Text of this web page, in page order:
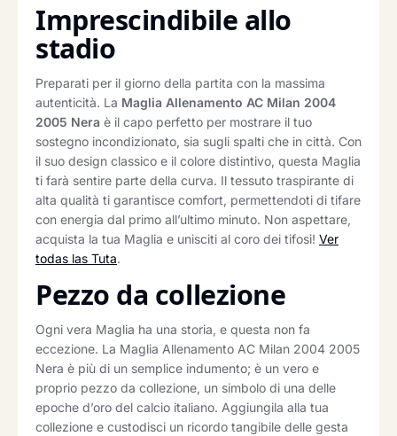
Imprescindibile allo
stadio
Preparati per il giorno della partita con la massima
autenticità. La Maglia Allenamento AC Milan 2004
2005 Nera è il capo perfetto per mostrare il tuo
sostegno incondizionato, sia sugli spalti che in città. Con
il suo design classico e il colore distintivo, questa Maglia
ti farà sentire parte della curva. Il tessuto traspirante di
alta qualità ti garantisce comfort, permettendoti di tifare
con energia dal primo all’ultimo minuto. Non aspettare,
acquista la tua Maglia e unisciti al coro dei tifosi! Ver
todas las Tuta.
Pezzo da collezione
Ogni vera Maglia ha una storia, e questa non fa
eccezione. La Maglia Allenamento AC Milan 2004 2005
Nera è più di un semplice indumento; è un vero e
proprio pezzo da collezione, un simbolo di una delle
epoche d’oro del calcio italiano. Aggiungila alla tua
collezione e custodisci un ricordo tangibile delle gesta